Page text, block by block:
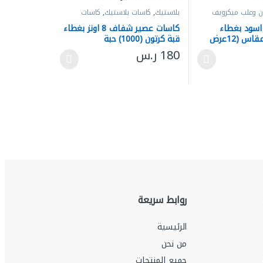
الخيارات على صفحة المنتج
وعلب ميكرويف
بغطاء
شفاف 12 اونز مقاس (12عرض
الأشكال المختلفة لهذا المنتج. يمكن اختيار الخيارات على صفحة المنتج
بلاستيك, كاسات بلاستيك, كاسات
ومستلزماتها
كاسات عصير شفاف 8 اونز بغطاء
قبة كرتون (1000) حبة
180 ر.س
هناك العديد من الأشكال المختلفة لهذا المنتج.
روابط سريعة
الرئيسية
من نحن